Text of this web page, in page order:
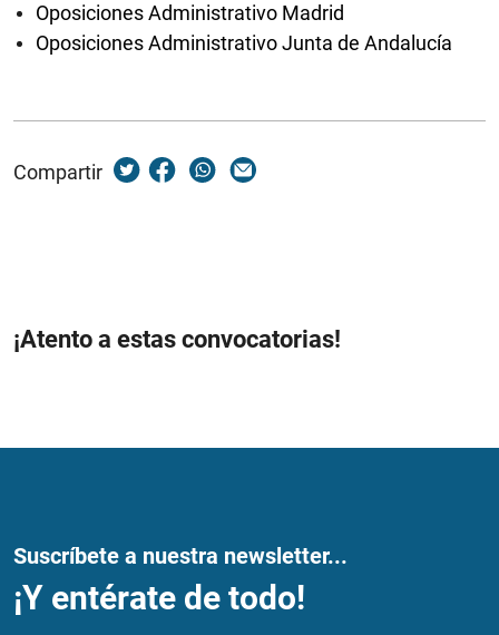
Oposiciones Administrativo Madrid
Oposiciones Administrativo Junta de Andalucía
Compartir
¡Atento a estas convocatorias!
Suscríbete a nuestra newsletter...
¡Y entérate de todo!